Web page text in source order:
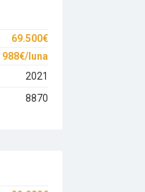
69.500€
988€/luna
2021
8870